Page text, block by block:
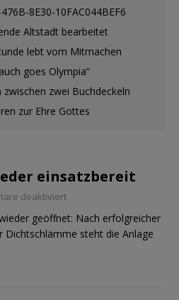
einsatzbereit
deaktiviert
geöffnet: Nach erfolgreicher
Dichtschlämme steht die Anlage